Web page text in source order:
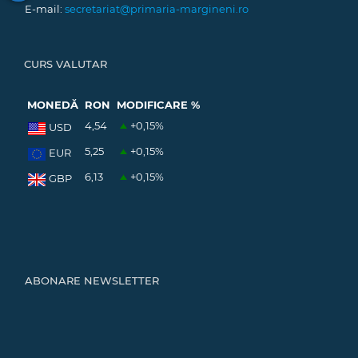
E-mail: secretariat@primaria-margineni.ro
CURS VALUTAR
MONEDĂ RON
MODIFICARE %
USD
4,54 +0,15%
EUR 5,25 +0,15%
GBP 6,13 +0,15%
ABONARE NEWSLETTER